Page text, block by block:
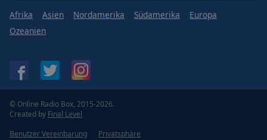
Afrika Asien Nordamerika Südamerika
Europa
Ozeanien
© Online Radio Box, 2015-2026.
Created by Final Level
Benutzer Vereinbarung
Privatsphäre